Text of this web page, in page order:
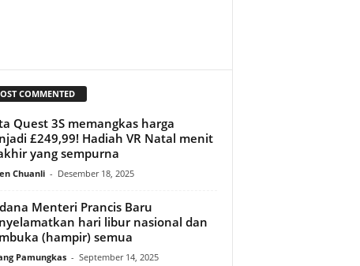
COMMENTED
Quest 3S memangkas harga
£249,99! Hadiah VR Natal menit
yang sempurna
Chuanli - Desember 18, 2025
Menteri Prancis Baru
hari libur nasional dan
(hampir) semua
Pamungkas - September 14, 2025